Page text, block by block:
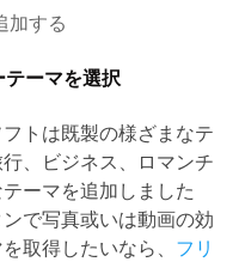
加する
テーマを選択
トは既製の様ざまなテ
、ビジネス、ロマンチ
ーマを追加しました
で写真或いは動画の効
取得したいなら、 フリ